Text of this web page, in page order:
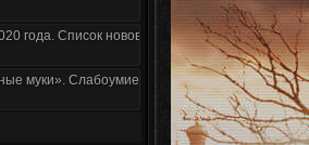
года. Список нововведений
муки». Слабоумие и отвага